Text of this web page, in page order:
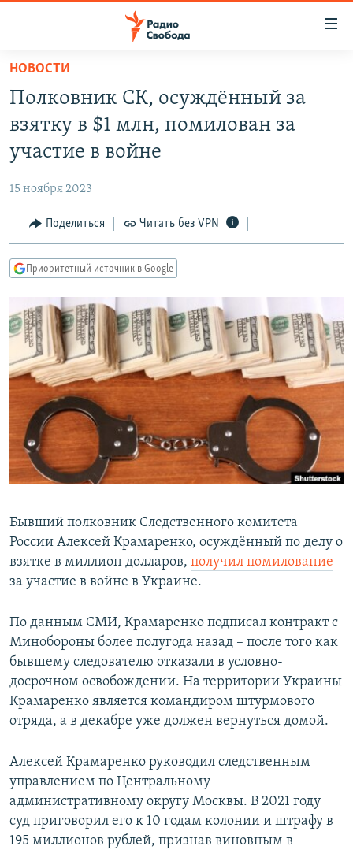
упрощенного
доступа
основному
Вернутся
Вернутся
поиску
АВТОРСКИЕ ПРОЕКТЫ
МНЕНИЯ
КУЛЬТУРА
КАВКАЗ.РЕАЛИИ
СЕВЕР.РЕАЛИИ
СИБИРЬ.РЕАЛИИ
РАСПИСАНИЕ ВЕЩАНИЯ
ПОДПИШИТЕСЬ НА РАССЫЛКУ
СОЦИАЛЬНЫЕ СЕТИ
Все сайты РСЕ/РС
НОВОСТИ
Полковник СК, осуждённый за
взятку в $1 млн, помилован за
участие в войне
15 ноября 2023
Поделиться Читать без VPN
Приоритетный источник в Google
Бывший полковник Следственного комитета
России Алексей Крамаренко, осуждённый по делу о
взятке в миллион долларов, получил помилование
за участие в войне в Украине.
По данным СМИ, Крамаренко подписал контракт с
Минобороны более полугода назад – после того как
бывшему следователю отказали в условно-
досрочном освобождении. На территории Украины
Крамаренко является командиром штурмового
отряда, а в декабре уже должен вернуться домой.
Алексей Крамаренко руководил следственным
управлением по Центральному
административному округу Москвы. В 2021 году
суд приговорил его к 10 годам колонии и штрафу в
195 миллионов рублей, признав виновным в